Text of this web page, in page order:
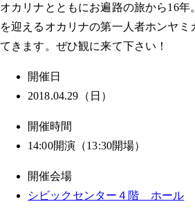
オカリナとともにお遍路の旅から16年
を迎えるオカリナの第一人者ホンヤミ
てきます。ぜひ観に来て下さい！
開催日
2018.04.29（日）
開催時間
14:00開演（13:30開場）
開催会場
シビックセンター４階 ホール